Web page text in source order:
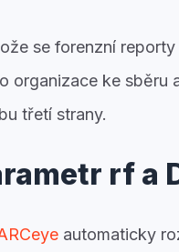
se forenzní
organizace ke sběru
třetí strany.
rf a
automaticky